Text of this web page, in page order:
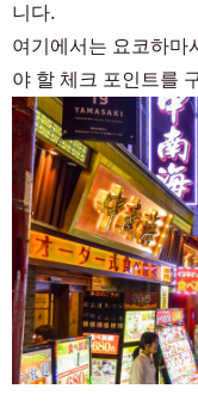
니다.
여기에서는 요코하마
야 할 체크 포인트를